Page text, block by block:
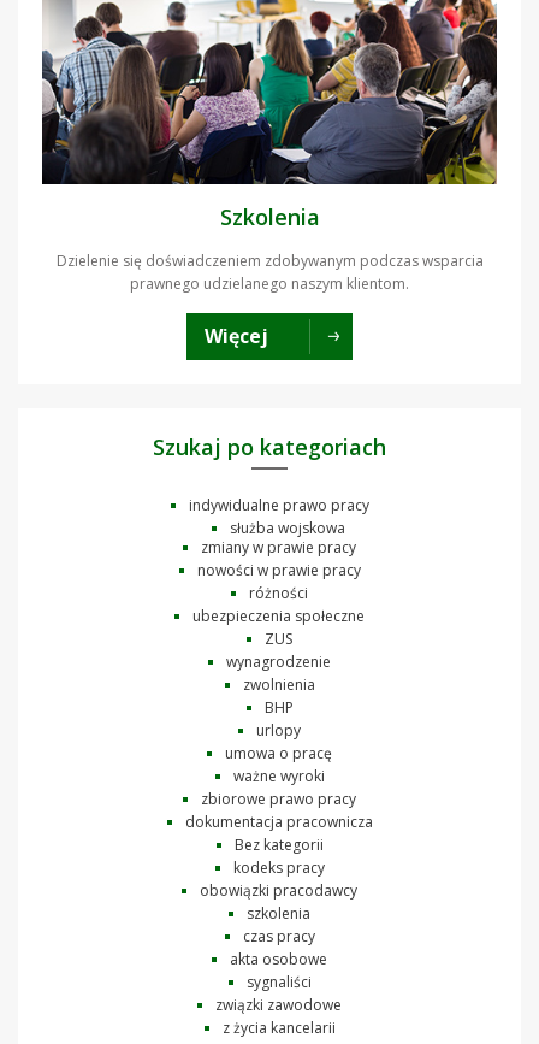
Szkolenia
Dzielenie się doświadczeniem zdobywanym podczas wsparcia
prawnego udzielanego naszym klientom.
Więcej
Szukaj po kategoriach
indywidualne prawo pracy
służba wojskowa
zmiany w prawie pracy
nowości w prawie pracy
różności
ubezpieczenia społeczne
ZUS
wynagrodzenie
zwolnienia
BHP
urlopy
umowa o pracę
ważne wyroki
zbiorowe prawo pracy
dokumentacja pracownicza
Bez kategorii
kodeks pracy
obowiązki pracodawcy
szkolenia
czas pracy
akta osobowe
sygnaliści
związki zawodowe
z życia kancelarii